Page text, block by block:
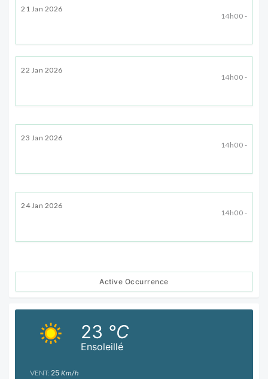
21 Jan 2026
14h00 -
22 Jan 2026
14h00 -
23 Jan 2026
14h00 -
24 Jan 2026
14h00 -
Active Occurrence
Ensoleillé
23 °C
VENT: 25 Km/h